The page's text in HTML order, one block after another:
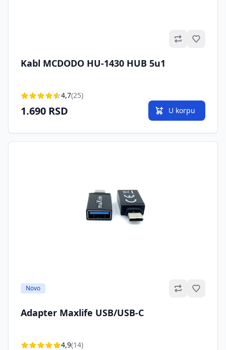
Kabl MCDODO HU-1430 HUB 5u1
4,7(25)
1.690 RSD U korpu
Novo
Adapter Maxlife USB/USB-C
4,9(14)